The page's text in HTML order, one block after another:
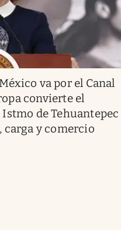
México va por el Canal
convierte el
de Tehuantepec
carga y comercio